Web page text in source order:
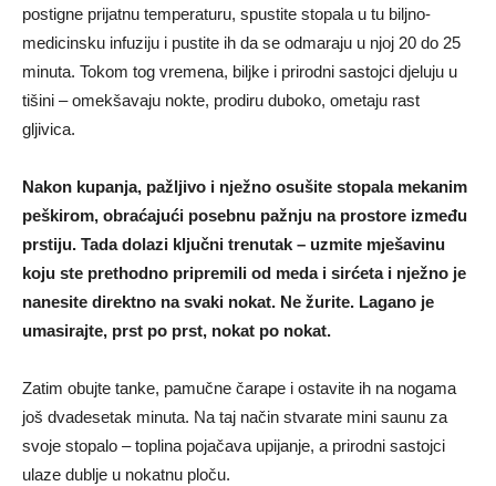
postigne prijatnu temperaturu, spustite stopala u tu biljno-
medicinsku infuziju i pustite ih da se odmaraju u njoj 20 do 25
minuta. Tokom tog vremena, biljke i prirodni sastojci djeluju u
tišini – omekšavaju nokte, prodiru duboko, ometaju rast
gljivica.
Nakon kupanja, pažljivo i nježno osušite stopala mekanim
peškirom, obraćajući posebnu pažnju na prostore između
prstiju. Tada dolazi ključni trenutak – uzmite mješavinu
koju ste prethodno pripremili od meda i sirćeta i nježno je
nanesite direktno na svaki nokat. Ne žurite. Lagano je
umasirajte, prst po prst, nokat po nokat.
Zatim obujte tanke, pamučne čarape i ostavite ih na nogama
još dvadesetak minuta. Na taj način stvarate mini saunu za
svoje stopalo – toplina pojačava upijanje, a prirodni sastojci
ulaze dublje u nokatnu ploču.